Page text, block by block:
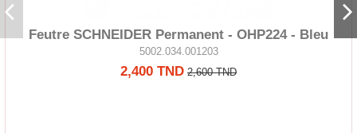
Feutre SCHNEIDER Permanent - OHP224 - Bleu
5002.034.001203
2,400 TND 2,600 TND